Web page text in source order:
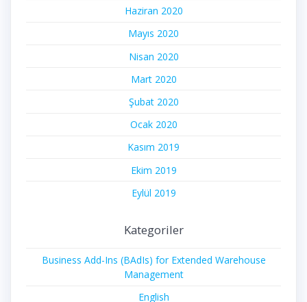
Haziran 2020
Mayıs 2020
Nisan 2020
Mart 2020
Şubat 2020
Ocak 2020
Kasım 2019
Ekim 2019
Eylül 2019
Kategoriler
Business Add-Ins (BAdIs) for Extended Warehouse
Management
English